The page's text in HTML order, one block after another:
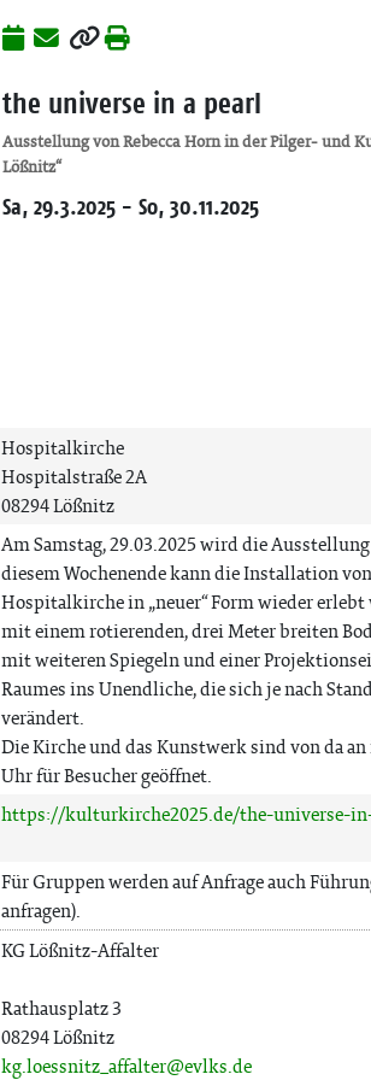
the universe in a pearl
Ausstellung von Rebecca Horn in der Pilger- und
Lößnitz“
Sa, 29.3.2025 - So, 30.11.2025
Hospitalkirche
Hospitalstraße 2A
08294 Lößnitz
Am Samstag, 29.03.2025 wird die
diesem Wochenende kann die Installation
Hospitalkirche in „neuer“ Form wieder
mit einem rotierenden, drei Meter breiten
mit weiteren Spiegeln und einer
Raumes ins Unendliche, die sich je nach
verändert.
Die Kirche und das Kunstwerk sind von da
Uhr für Besucher geöffnet.
https://kulturkirche2025.de/the-universe-
Für Gruppen werden auf Anfrage auch
anfragen).
KG Lößnitz-Affalter
Rathausplatz 3
08294 Lößnitz
kg.loessnitz_affalter@evlks.de